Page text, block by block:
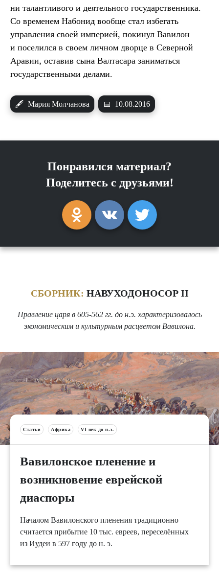
ни талантливого и деятельного государственника.
Со временем Набонид вообще стал избегать
управления своей империей, покинул Вавилон
и поселился в своем личном дворце в Северной
Аравии, оставив сына Валтасара заниматься
государственными делами.
🖋 Мария Молчанова 📅 10.08.2016
Понравился материал?
Поделитесь с друзьями!
СБОРНИК: НАВУХОДОНОСОР II
Правление царя в 605-562 гг. до н.э. характеризовалось
экономическим и культурным расцветом Вавилона.
Статьи Африка VI век до н.э.
Вавилонское пленение и
возникновение еврейской
диаспоры
Началом Вавилонского пленения традиционно
считается прибытие 10 тыс. евреев, переселённых
из Иудеи в 597 году до н. э.